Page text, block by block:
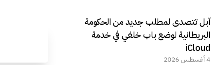
آبل تتصدى لمطلب جديد من الحكومة
البريطانية لوضع باب خلفي في خدمة
iCloud
4 أغسطس 2026